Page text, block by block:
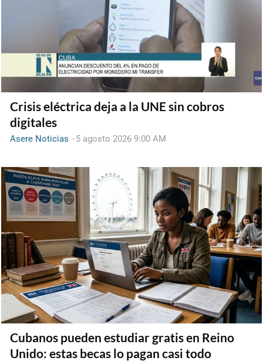
Crisis eléctrica deja a la UNE sin cobros
digitales
Asere Noticias -5 agosto 2026 9:00 AM
Cubanos pueden estudiar gratis en Reino
Unido: estas becas lo pagan casi todo